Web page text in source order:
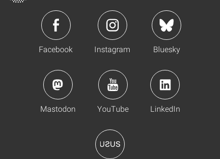
Facebook Instagram Bluesky
Mastodon YouTube LinkedIn